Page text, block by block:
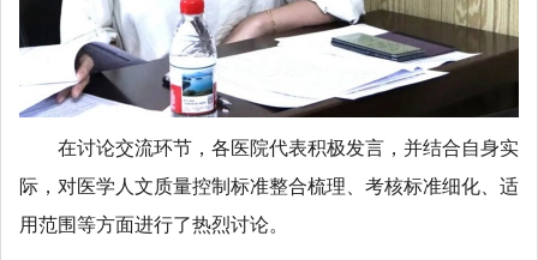
在讨论交流环节，各医院代表积极发言，并结合自身实
际，对医学人文质量控制标准整合梳理、考核标准细化、适
用范围等方面进行了热烈讨论。